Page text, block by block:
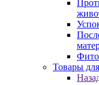
Товары